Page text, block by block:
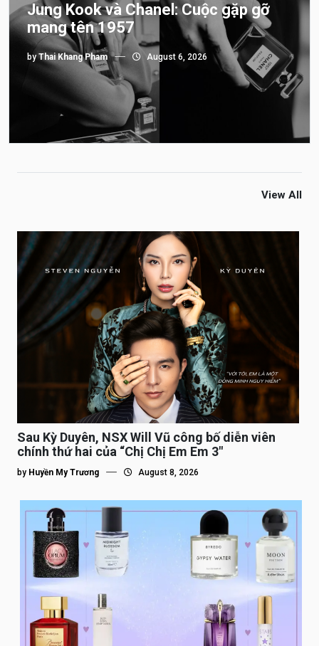
Jung Kook và Chanel: Cuộc gặp gỡ
mang tên 1957
byThai Khang Pham August 6, 2026
View All
Sau Kỳ Duyên, NSX Will Vũ công bố diễn viên
chính thứ hai của “Chị Chị Em Em 3″
by Huyền My Trương August 8, 2026